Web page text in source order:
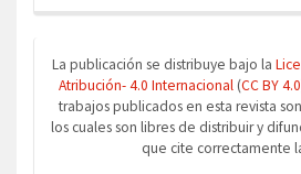
La publicación se distribuye bajo la
Atribución- 4.0 Internacional(CC BY 4.0
trabajos publicados en esta revista
los cuales son libres de distribuir y
que cite correctamente